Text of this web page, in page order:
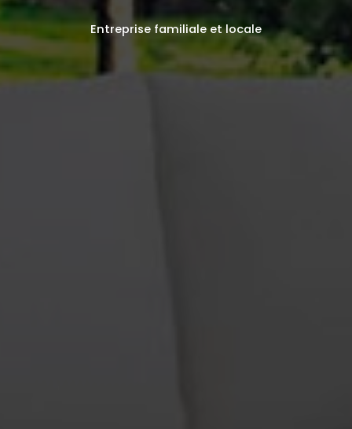
Entreprise familiale et locale